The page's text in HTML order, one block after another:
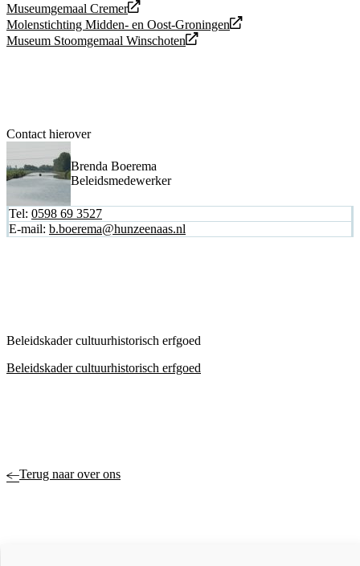
Museumgemaal Cremer
Molenstichting Midden- en Oost-Groningen
Museum Stoomgemaal Winschoten
Contact hierover
Brenda Boerema
Beleidsmedewerker
Tel: 0598 69 3527
E-mail: b.boerema@hunzeenaas.nl
Beleidskader cultuurhistorisch erfgoed
Beleidskader cultuurhistorisch erfgoed
Terug naar over ons